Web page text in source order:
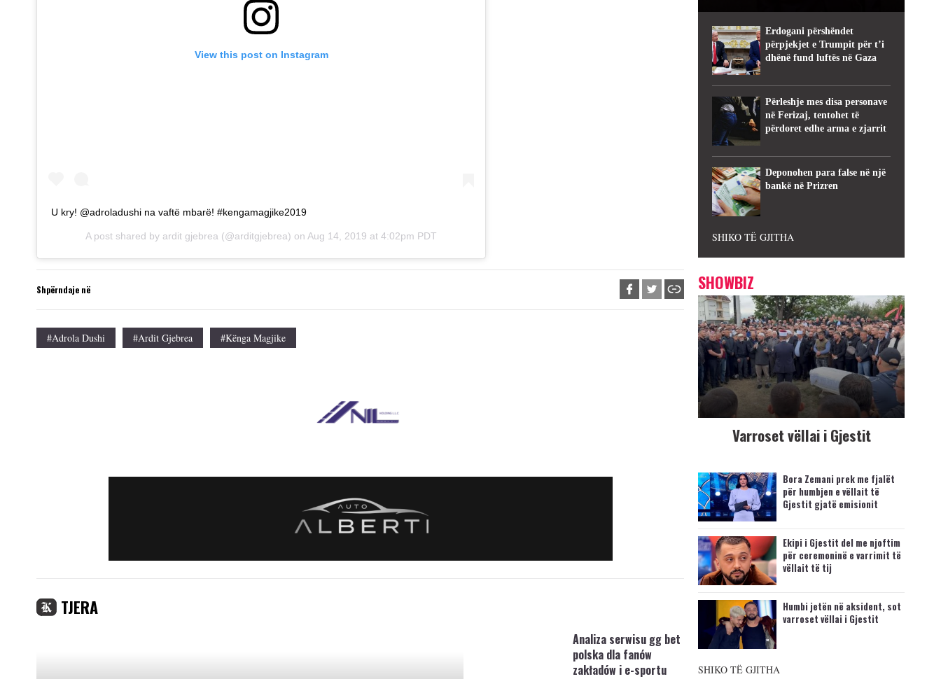
View this post on Instagram
U kry! @adroladushi na vaftë mbarë! #kengamagjike2019
A post shared by ardit gjebrea (@arditgjebrea) on Aug 14, 2019 at 4:02pm PDT
Shpërndaje në
#Adrola Dushi #Ardit Gjebrea #Kënga Magjike
TJERA
Analiza serwisu gg bet
polska dla fanów
zakładów i e-sportu
Erdogani përshëndet
përpjekjet e Trumpit për t’i
dhënë fund luftës në Gaza
Përleshje mes disa personave
në Ferizaj, tentohet të
përdoret edhe arma e zjarrit
Deponohen para false në një
bankë në Prizren
SHIKO TË GJITHA
SHOWBIZ
Varroset vëllai i Gjestit
Bora Zemani prek me fjalët
për humbjen e vëllait të
Gjestit gjatë emisionit
Ekipi i Gjestit del me njoftim
për ceremoninë e varrimit të
vëllait të tij
Humbi jetën në aksident, sot
varroset vëllai i Gjestit
SHIKO TË GJITHA